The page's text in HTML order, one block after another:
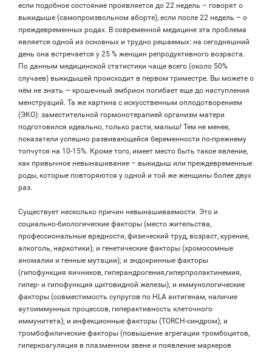
если подобное состояние проявляется до 22 недель – говорят о
выкидыше (самопроизвольном аборте), если после 22 недель – о
преждевременных родах. В современной медицине эта проблема
является одной из основных и трудно решаемых: на сегодняшний
день она встречается у 25 % женщин репродуктивного возраста.
По данным медицинской статистики чаще всего (около 50%
случаев) выкидышей происходит в первом триместре. Вы можете о
нём не знать — крошечный эмбрион погибает еще до наступления
менструаций. Та же картина с искусственным оплодотворением
(ЭКО): заместительной гормонотерапией организм матери
подготовился идеально, только расти, малыш! Тем не менее,
показатели успешно развивающейся беременности по-прежнему
топчутся на 10-15%. Кроме того, имеет место быть такое явление,
как привычное невынашивание – выкидыш или преждевременные
роды, которые повторяются у одной и той же женщины более двух
раз.
Существует несколько причин невынашиваемости. Это и
социально-биологические факторы (место жительства,
профессиональные вредности, физический труд, возраст, курение,
алкоголь, наркотики); и генетические факторы (хромосомные
аномалии и генные мутации); и эндокринные факторы
(гипофункция яичников, гиперандрогения,гиперпролактинемия,
гипер- и гипофункция щитовидной железы); и иммунологические
факторы (совместимость супругов по HLA антигенам, наличие
аутоиммунных процессов, гиперактивность клеточного
иммунитета); и инфекционные факторы (TORCH-синдром); и
тромбофилические факторы (повышение агрегации тромбоцитов,
гиперкоагуляция в плазменном звене и появление маркеров